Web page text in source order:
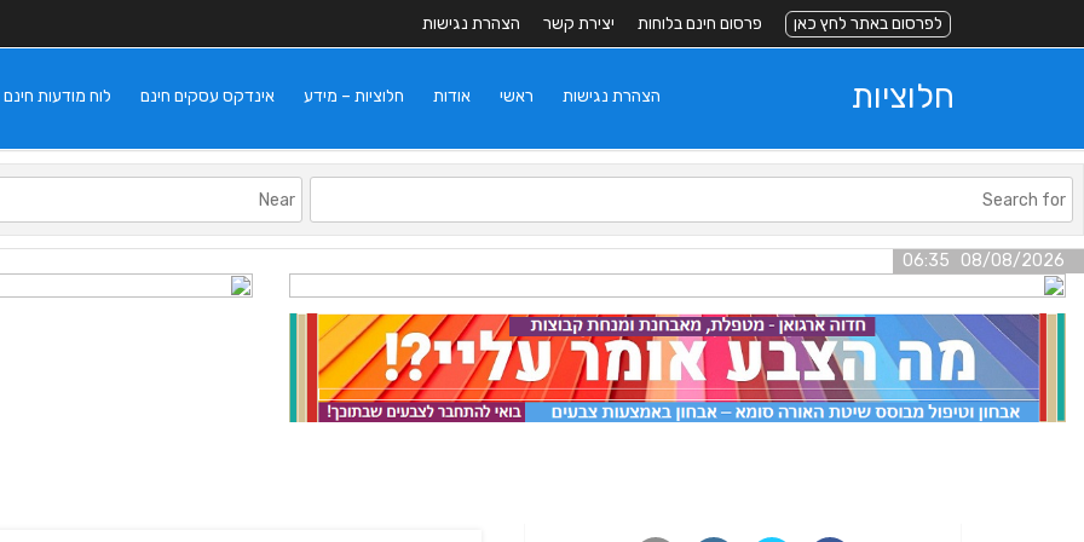
לפרסום באתר לחץ כאן פרסום חינם בלוחות יצירת קשר הצהרת נגישות
חלוציות לוח מודעות חינם אינדקס עסקים חינם חלוציות – מידע אודות ראשי הצהרת נגישות
08/08/2026 06:35